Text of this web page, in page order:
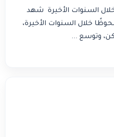
السنوات الأخيرة شهد
خلال السنوات الأخيرة،
وتوسع ...